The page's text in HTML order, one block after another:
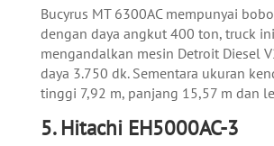
Bucyrus MT 6300AC mempunyai
dengan daya angkut 400 ton, truck ini
mengandalkan mesin Detroit Diesel
daya 3.750 dk. Sementara ukuran
tinggi 7,92 m, panjang 15,57 m dan
5. Hitachi EH5000AC-3